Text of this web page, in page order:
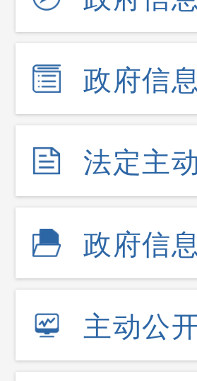
政府信
法定主
政府信
主动公